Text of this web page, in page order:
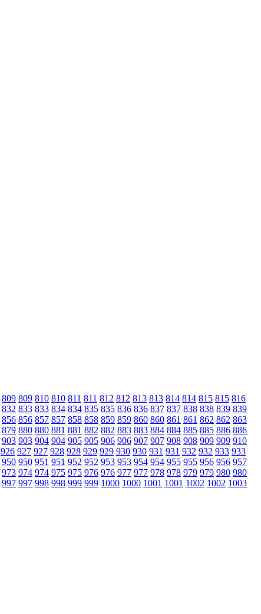
809 809 810 810 811 811 812 812 813 813 814 814 815 815 816
832 833 833 834 834 835 835 836 836 837 837 838 838 839 839
856 856 857 857 858 858 859 859 860 860 861 861 862 862 863
879 880 880 881 881 882 882 883 883 884 884 885 885 886 886
903 903 904 904 905 905 906 906 907 907 908 908 909 909 910
926 927 927 928 928 929 929 930 930 931 931 932 932 933 933
950 950 951 951 952 952 953 953 954 954 955 955 956 956 957
973 974 974 975 975 976 976 977 977 978 978 979 979 980 980
997 997 998 998 999 999 1000 1000 1001 1001 1002 1002 1003